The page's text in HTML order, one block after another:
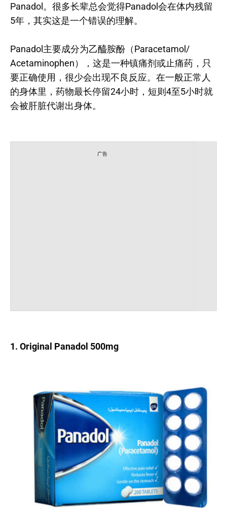
Panadol。很多长辈总会觉得Panadol会在体内残留
5年，其实这是一个错误的理解。
Panadol主要成分为乙醯胺酚（Paracetamol/
Acetaminophen），这是一种镇痛剂或止痛药，只
要正确使用，很少会出现不良反应。在一般正常人
的身体里，药物最长停留24小时，短则4至5小时就
会被肝脏代谢出身体。
广告
1. Original Panadol 500mg